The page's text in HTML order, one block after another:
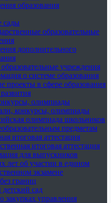
образования
сады
образовательные
дополнительного
учреждения
о системе образования
проекты в сфере образования
олимпиады
конкурсы, олимпиады
олимпиада школьников
предметам
итоговая аттестация
итоговая аттестация
для выпускников
лет об участии в едином
экзамене
границ
сад
закупках управления